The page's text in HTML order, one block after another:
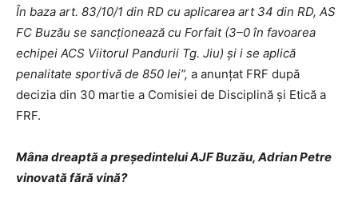
În baza art. 83/10/1 din RD cu aplicarea art 34 din RD, AS
FC Buzău se sancționează cu Forfait (3–0 în favoarea
echipei ACS Viitorul Pandurii Tg. Jiu) și i se aplică
penalitate sportivă de 850 lei”, a anunțat FRF după
decizia din 30 martie a Comisiei de Disciplină și Etică a
FRF.
Mâna dreaptă a preşedintelui AJF Buzău, Adrian Petre
vinovată fără vină?